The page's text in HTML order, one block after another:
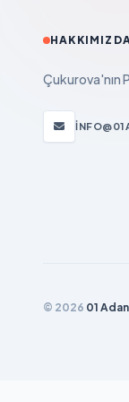
Çukurova'nın
© 2026 01